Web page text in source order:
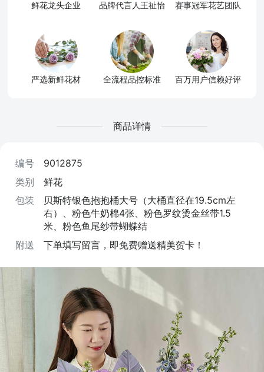
鲜花龙头企业 品牌代言人王祉怡 赛事冠军花艺团队
严选新鲜花材 全流程品控标准 百万用户信赖好评
商品详情
编号
9012875
类别
鲜花
包装
贝斯特银色抱抱桶大号（大桶直径在19.5cm左
右）、粉色牛奶棉4张、粉色罗纹烫金丝带1.5
米、粉色鱼尾纱带蝴蝶结
附送
下单填写留言，即免费赠送精美贺卡！